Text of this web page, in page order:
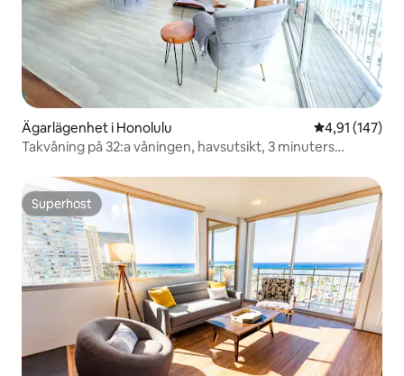
Ägarlägenhet i Honolulu 4,91 av 5 i
4,91 (147)
Takvåning på 32:a våningen, havsutsikt, 3 minuters
Superhost
Superhost